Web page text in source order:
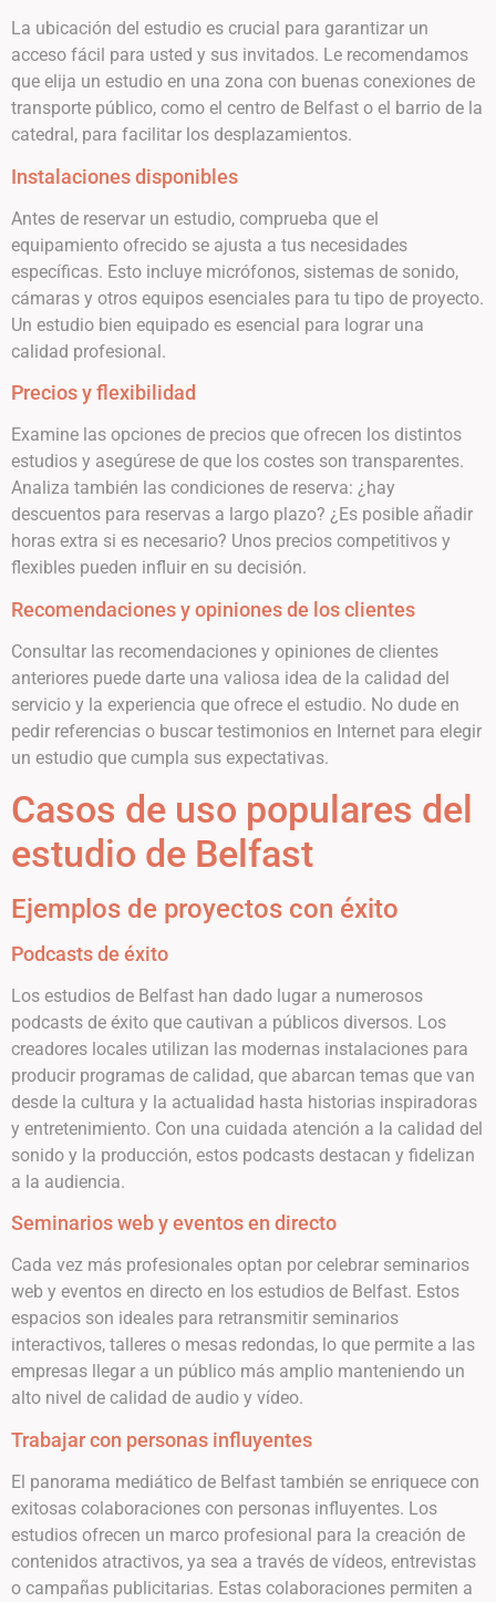
La ubicación del estudio es crucial para garantizar un
acceso fácil para usted y sus invitados. Le recomendamos
que elija un estudio en una zona con buenas conexiones de
transporte público, como el centro de Belfast o el barrio de la
catedral, para facilitar los desplazamientos.
Instalaciones disponibles
Antes de reservar un estudio, comprueba que el
equipamiento ofrecido se ajusta a tus necesidades
específicas. Esto incluye micrófonos, sistemas de sonido,
cámaras y otros equipos esenciales para tu tipo de proyecto.
Un estudio bien equipado es esencial para lograr una
calidad profesional.
Precios y flexibilidad
Examine las opciones de precios que ofrecen los distintos
estudios y asegúrese de que los costes son transparentes.
Analiza también las condiciones de reserva: ¿hay
descuentos para reservas a largo plazo? ¿Es posible añadir
horas extra si es necesario? Unos precios competitivos y
flexibles pueden influir en su decisión.
Recomendaciones y opiniones de los clientes
Consultar las recomendaciones y opiniones de clientes
anteriores puede darte una valiosa idea de la calidad del
servicio y la experiencia que ofrece el estudio. No dude en
pedir referencias o buscar testimonios en Internet para elegir
un estudio que cumpla sus expectativas.
Casos de uso populares del
estudio de Belfast
Ejemplos de proyectos con éxito
Podcasts de éxito
Los estudios de Belfast han dado lugar a numerosos
podcasts de éxito que cautivan a públicos diversos. Los
creadores locales utilizan las modernas instalaciones para
producir programas de calidad, que abarcan temas que van
desde la cultura y la actualidad hasta historias inspiradoras
y entretenimiento. Con una cuidada atención a la calidad del
sonido y la producción, estos podcasts destacan y fidelizan
a la audiencia.
Seminarios web y eventos en directo
Cada vez más profesionales optan por celebrar seminarios
web y eventos en directo en los estudios de Belfast. Estos
espacios son ideales para retransmitir seminarios
interactivos, talleres o mesas redondas, lo que permite a las
empresas llegar a un público más amplio manteniendo un
alto nivel de calidad de audio y vídeo.
Trabajar con personas influyentes
El panorama mediático de Belfast también se enriquece con
exitosas colaboraciones con personas influyentes. Los
estudios ofrecen un marco profesional para la creación de
contenidos atractivos, ya sea a través de vídeos, entrevistas
o campañas publicitarias. Estas colaboraciones permiten a